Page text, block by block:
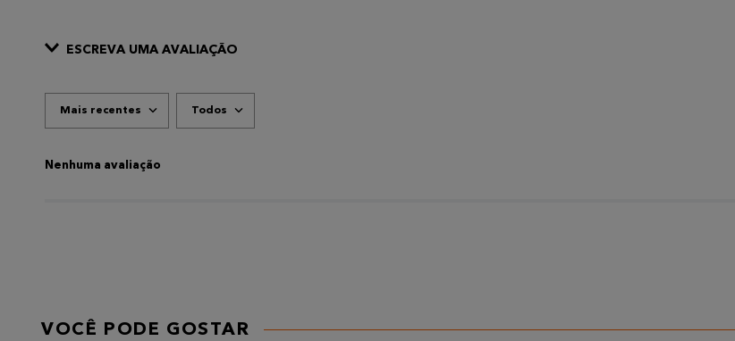
ESCREVA UMA AVALIAÇÃO
Endereço de email
Mais recentes Todos
Nenhuma avaliação
VOCÊ PODE GOSTAR